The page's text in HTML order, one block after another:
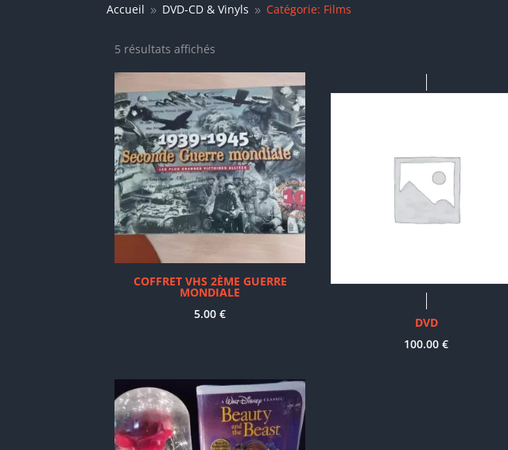
Accueil 9 DVD-CD & Vinyls 9 Catégorie: Films
5 résultats affichés
plus
récent
au
plus
ancien
COFFRET VHS 2ÈME GUERRE
MONDIALE
5.00€
DVD
100.00€